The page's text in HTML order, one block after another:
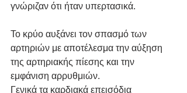
γνώριζαν ότι ήταν υπερτασικά.
Το κρύο αυξάνει τον σπασμό των
αρτηριών με αποτέλεσμα την αύξηση
της αρτηριακής πίεσης και την
εμφάνιση αρρυθμιών.
Γενικά τα καρδιακά επεισόδια